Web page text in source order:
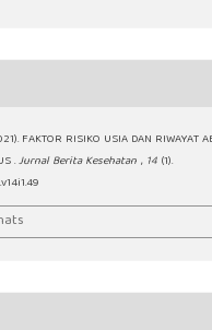
FAKTOR RISIKO USIA DAN RIWAYAT
.Jurnal Berita Kesehatan , 14 (1).